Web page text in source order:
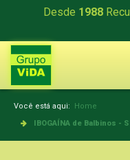
Desde 1988
Você está aqui: Home
IBOGAÍNA de Balbinos -